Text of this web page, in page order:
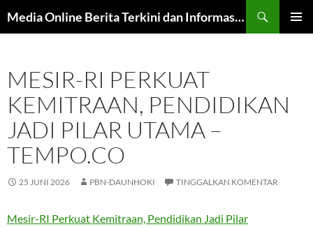
ke
Media Online Berita Terkini dan Informasi Harian
MESIR-RI PERKUAT
KEMITRAAN, PENDIDIKAN
JADI PILAR UTAMA –
TEMPO.CO
25 JUNI 2026 PBN-DAUNHOKI TINGGALKAN KOMENTAR
Mesir-RI Perkuat Kemitraan, Pendidikan Jadi Pilar